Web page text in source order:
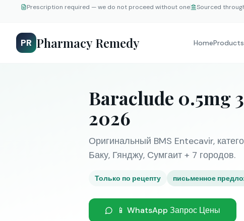
Prescription required — we do not proceed without one Sourced
PR Pharmacy Remedy HomeProducts
Baraclude 0.5mg
2026
Оригинальный BMS Entecavir,
Баку, Гянджу, Сумгаит + 7 городов.
Только по рецепту письменное
📱 WhatsApp Запрос Цены